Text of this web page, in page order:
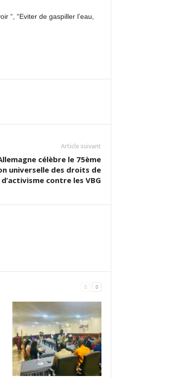
“, “Eviter de gaspiller l’eau,
Article suivant
célèbre le 75ème
universelle des droits de
contre les VBG